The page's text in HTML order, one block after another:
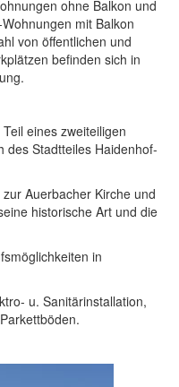
ohne Balkon und
mit Balkon
von öffentlichen und
befinden sich in
eines zweiteiligen
des Stadtteiles Haidenhof-
Auerbacher Kirche und
historische Art und die
in
u. Sanitärinstallation,